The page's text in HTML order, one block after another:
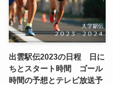
出雲駅伝2023の日程 日に
ちとスタート時間 ゴール
時間の予想とテレビ放送予